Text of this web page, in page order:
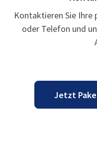
Kontaktieren Sie Ihre
oder Telefon und